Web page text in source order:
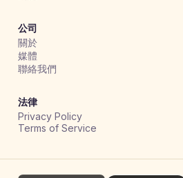
公司
關於
媒體
聯絡我們
法律
Privacy Policy
Terms of Service